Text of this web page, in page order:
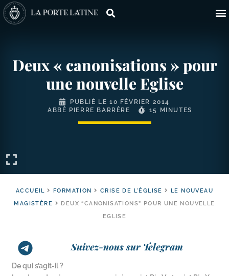
Deux « canonisations » pour
une nouvelle Eglise
PUBLIÉ LE 10 FÉVRIER 2014
ABBÉ PIERRE BARRÈRE
15 MINUTES
ACCUEIL FORMATION CRISE DE L'ÉGLISE
LE NOUVEAU
MAGISTÈRE
DEUX “CANONISATIONS” POUR UNE NOUVELLE
EGLISE
Suivez-nous sur Telegram
De qui s’agit-il ?